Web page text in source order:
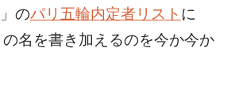
イロ、2021年東京大会と4
輪出場。リオ五輪で、この